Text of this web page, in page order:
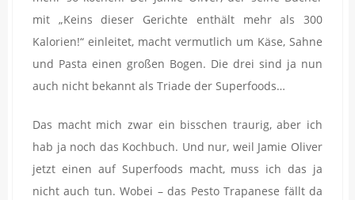
mit „Keins dieser Gerichte enthält mehr als 300
Kalorien!“ einleitet, macht vermutlich um Käse, Sahne
und Pasta einen großen Bogen. Die drei sind ja nun
auch nicht bekannt als Triade der Superfoods…
Das macht mich zwar ein bisschen traurig, aber ich
hab ja noch das Kochbuch. Und nur, weil Jamie Oliver
jetzt einen auf Superfoods macht, muss ich das ja
nicht auch tun. Wobei – das Pesto Trapanese fällt da